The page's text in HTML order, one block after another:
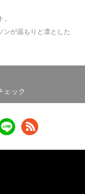
ンが温もりと凛とした
ェック